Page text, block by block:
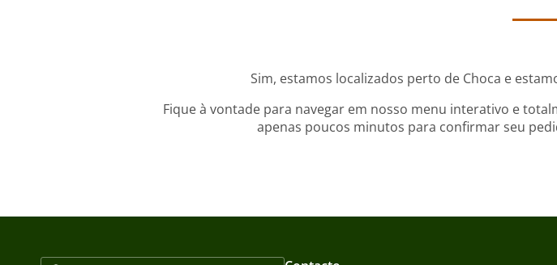
Sim, estamos localizados perto de Choca e
Fique à vontade para navegar em nosso menu interativo e
apenas poucos minutos para confirmar seu